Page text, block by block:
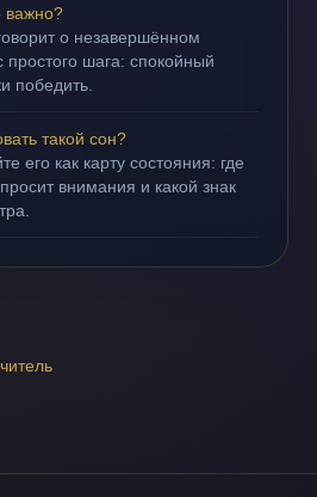
важно?
о незавершённом
простого шага: спокойный
победить.
такой сон?
его как карту состояния: где
внимания и какой знак